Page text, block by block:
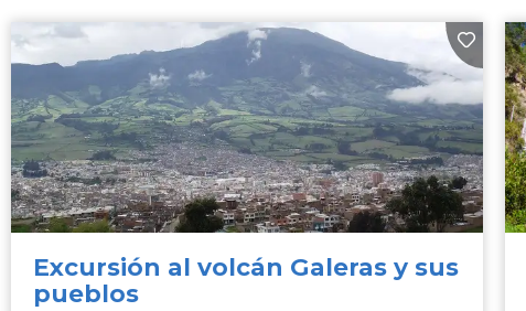
Excursión al volcán Galeras y sus
pueblos